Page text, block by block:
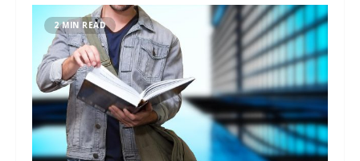
2 MIN READ